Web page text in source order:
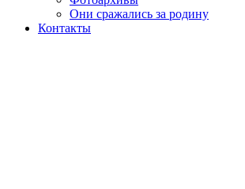
Они сражались за родину
Контакты